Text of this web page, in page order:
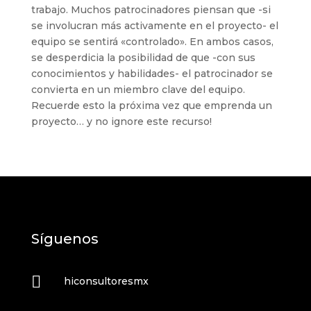
trabajo. Muchos patrocinadores piensan que -si
se involucran más activamente en el proyecto- el
equipo se sentirá «controlado». En ambos casos,
se desperdicia la posibilidad de que -con sus
conocimientos y habilidades- el patrocinador se
convierta en un miembro clave del equipo.
Recuerde esto la próxima vez que emprenda un
proyecto… y no ignore este recurso!
Síguenos
 hiconsultoresmx